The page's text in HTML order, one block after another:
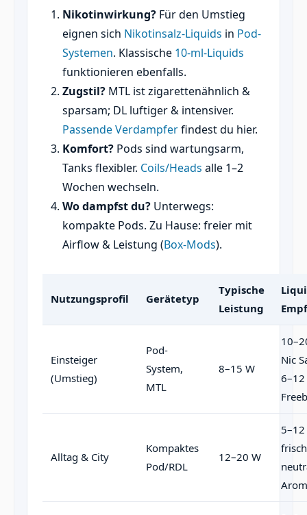
Nikotinwirkung?Für den Umstieg
eignen sich Nikotinsalz-Liquids in Pod-
Systemen. Klassische 10-ml-Liquids
funktionieren ebenfalls.
Zugstil?MTL ist zigarettenähnlich &
sparsam; DL luftiger & intensiver.
Passende Verdampferfindest du hier.
Komfort?Pods sind wartungsarm,
Tanks flexibler. Coils/Heads alle 1–2
Wochen wechseln.
Wo dampfst du?Unterwegs:
kompakte Pods. Zu Hause: freier mit
Airflow & Leistung (Box-Mods).
Nutzungsprofil Gerätetyp
Typische
Leistung
Einsteiger
(Umstieg)
Pod-
System,
MTL
8–15 W
Nic
Alltag & City
Kompaktes
Pod/RDL
12–20 W